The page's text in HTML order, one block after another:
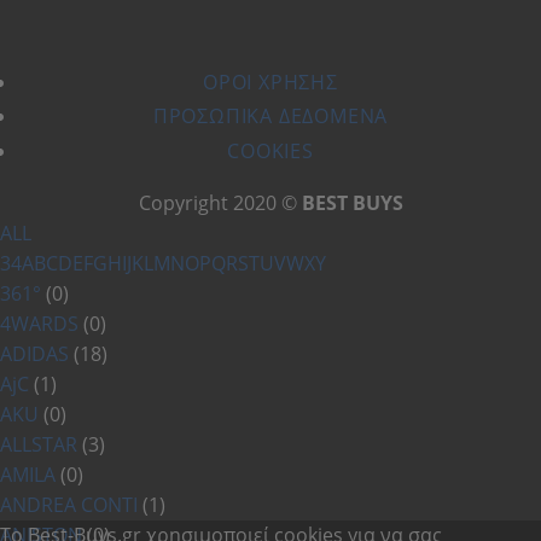
ΌΡΟΙ ΧΡΗΣΗΣ
ΠΡΟΣΩΠΙΚΆ ΔΕΔΟΜΈΝΑ
COOKIES
Copyright 2020 © BEST BUYS
ALL
34ABCDEFGHIJKLMNOPQRSTUVWXY
361° (0)
4WARDS (0)
ADIDAS (18)
AjC (1)
AKU (0)
ALLSTAR (3)
AMILA (0)
ANDREA CONTI (1)
ANISTON(0)
Το Best-Buys.gr χρησιμοποιεί cookies για να σας